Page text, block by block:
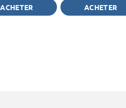
ACHETER
ACHETER